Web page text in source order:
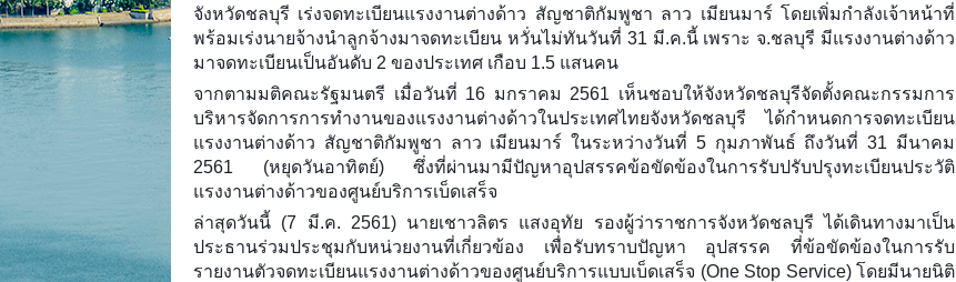
จังหวัดชลบุรี เร่งจดทะเบียนแรงงานต่างด้าว สัญชาติกัมพูชา ลาว เมียนมาร์ โดยเพิ่มกำลังเจ้าหน้าที่
พร้อมเร่งนายจ้างนำลูกจ้างมาจดทะเบียน หวั่นไม่ทันวันที่ 31 มี.ค.นี้ เพราะ จ.ชลบุรี มีแรงงานต่างด้าว
มาจดทะเบียนเป็นอันดับ 2 ของประเทศ เกือบ 1.5 แสนคน
จากตามมติคณะรัฐมนตรี เมื่อวันที่ 16 มกราคม 2561 เห็นชอบให้จังหวัดชลบุรีจัดตั้งคณะกรรมการ
บริหารจัดการการทำงานของแรงงานต่างด้าวในประเทศไทยจังหวัดชลบุรี ได้กำหนดการจดทะเบียน
แรงงานต่างด้าว สัญชาติกัมพูชา ลาว เมียนมาร์ ในระหว่างวันที่ 5 กุมภาพันธ์ ถึงวันที่ 31 มีนาคม
2561 (หยุดวันอาทิตย์) ซึ่งที่ผ่านมามีปัญหาอุปสรรคข้อขัดข้องในการรับปรับปรุงทะเบียนประวัติ
แรงงานต่างด้าวของศูนย์บริการเบ็ดเสร็จ
ล่าสุดวันนี้ (7 มี.ค. 2561) นายเชาวลิตร แสงอุทัย รองผู้ว่าราชการจังหวัดชลบุรี ได้เดินทางมาเป็น
ประธานร่วมประชุมกับหน่วยงานที่เกี่ยวข้อง เพื่อรับทราบปัญหา อุปสรรค ที่ข้อขัดข้องในการรับ
รายงานตัวจดทะเบียนแรงงานต่างด้าวของศูนย์บริการแบบเบ็ดเสร็จ (One Stop Service) โดยมีนายนิติ